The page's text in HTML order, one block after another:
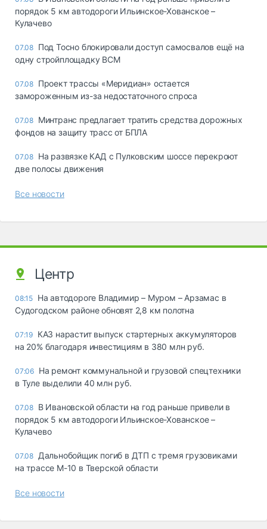
порядок 5 км автодороги Ильинское-Хованское –
Кулачево
07.08 Под Тосно блокировали доступ самосвалов ещё на
одну стройплощадку ВСМ
07.08 Проект трассы «Меридиан» остается
замороженным из-за недостаточного спроса
07.08 Минтранс предлагает тратить средства дорожных
фондов на защиту трасс от БПЛА
07.08 На развязке КАД с Пулковским шоссе перекроют
две полосы движения
Все новости
Центр
08:15 На автодороге Владимир – Муром – Арзамас в
Судогодском районе обновят 2,8 км полотна
07:19 КАЗ нарастит выпуск стартерных аккумуляторов
на 20% благодаря инвестициям в 380 млн руб.
07:06 На ремонт коммунальной и грузовой спецтехники
в Туле выделили 40 млн руб.
07.08 В Ивановской области на год раньше привели в
порядок 5 км автодороги Ильинское-Хованское –
Кулачево
07.08 Дальнобойщик погиб в ДТП с тремя грузовиками
на трассе М-10 в Тверской области
Все новости